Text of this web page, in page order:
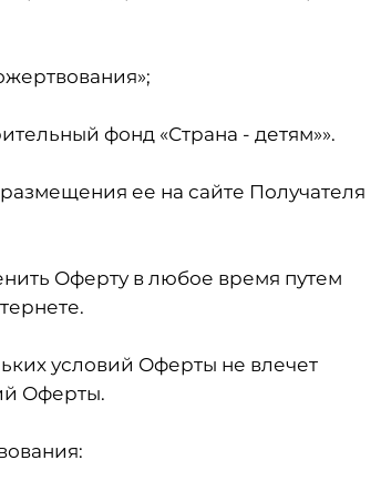
фонд «Страна - детям»».
ее на сайте Получателя
Оферту в любое время путем
условий Оферты не влечет
Оферты.